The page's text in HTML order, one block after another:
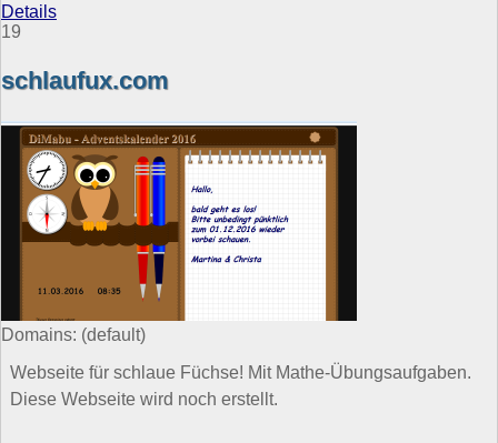
Details
19
schlaufux.com
Domains: (default)
Webseite für schlaue Füchse! Mit Mathe-Übungsaufgaben.
Diese Webseite wird noch erstellt.